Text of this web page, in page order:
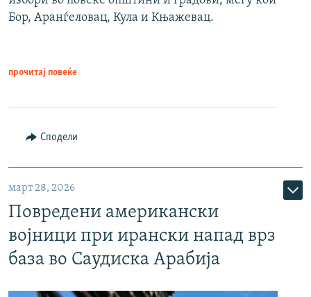
Бор, Аранѓеловац, Кула и Књажевац.
прочитај повеќе
Сподели
март 28, 2026
Повредени американски
војници при ирански напад врз
база во Саудиска Арабија